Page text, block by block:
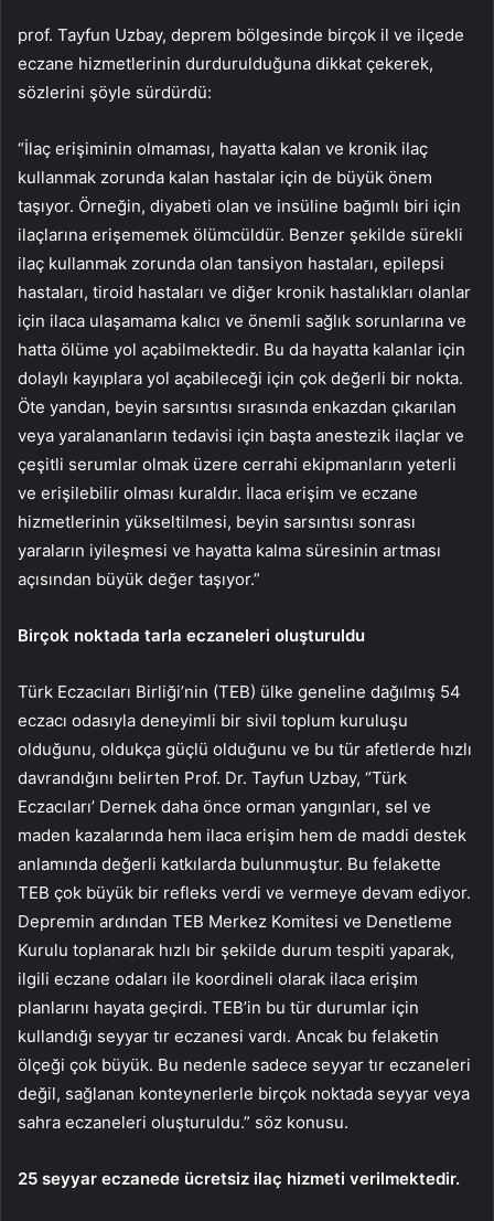
prof. Tayfun Uzbay, deprem bölgesinde birçok il ve ilçede
eczane hizmetlerinin durdurulduğuna dikkat çekerek,
sözlerini şöyle sürdürdü:
“İlaç erişiminin olmaması, hayatta kalan ve kronik ilaç
kullanmak zorunda kalan hastalar için de büyük önem
taşıyor. Örneğin, diyabeti olan ve insüline bağımlı biri için
ilaçlarına erişememek ölümcüldür. Benzer şekilde sürekli
ilaç kullanmak zorunda olan tansiyon hastaları, epilepsi
hastaları, tiroid hastaları ve diğer kronik hastalıkları olanlar
için ilaca ulaşamama kalıcı ve önemli sağlık sorunlarına ve
hatta ölüme yol açabilmektedir. Bu da hayatta kalanlar için
dolaylı kayıplara yol açabileceği için çok değerli bir nokta.
Öte yandan, beyin sarsıntısı sırasında enkazdan çıkarılan
veya yaralananların tedavisi için başta anestezik ilaçlar ve
çeşitli serumlar olmak üzere cerrahi ekipmanların yeterli
ve erişilebilir olması kuraldır. İlaca erişim ve eczane
hizmetlerinin yükseltilmesi, beyin sarsıntısı sonrası
yaraların iyileşmesi ve hayatta kalma süresinin artması
açısından büyük değer taşıyor.”
Birçok noktada tarla eczaneleri oluşturuldu
Türk Eczacıları Birliği’nin (TEB) ülke geneline dağılmış 54
eczacı odasıyla deneyimli bir sivil toplum kuruluşu
olduğunu, oldukça güçlü olduğunu ve bu tür afetlerde hızlı
davrandığını belirten Prof. Dr. Tayfun Uzbay, “Türk
Eczacıları’ Dernek daha önce orman yangınları, sel ve
maden kazalarında hem ilaca erişim hem de maddi destek
anlamında değerli katkılarda bulunmuştur. Bu felakette
TEB çok büyük bir refleks verdi ve vermeye devam ediyor.
Depremin ardından TEB Merkez Komitesi ve Denetleme
Kurulu toplanarak hızlı bir şekilde durum tespiti yaparak,
ilgili eczane odaları ile koordineli olarak ilaca erişim
planlarını hayata geçirdi. TEB’in bu tür durumlar için
kullandığı seyyar tır eczanesi vardı. Ancak bu felaketin
ölçeği çok büyük. Bu nedenle sadece seyyar tır eczaneleri
değil, sağlanan konteynerlerle birçok noktada seyyar veya
sahra eczaneleri oluşturuldu.” söz konusu.
25 seyyar eczanede ücretsiz ilaç hizmeti verilmektedir.